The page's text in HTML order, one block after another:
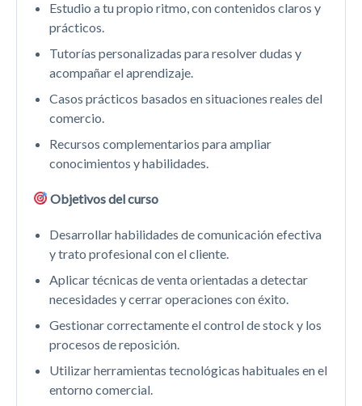
Estudio a tu propio ritmo, con contenidos claros y
prácticos.
Tutorías personalizadas para resolver dudas y
acompañar el aprendizaje.
Casos prácticos basados en situaciones reales del
comercio.
Recursos complementarios para ampliar
conocimientos y habilidades.
Objetivos del curso
Desarrollar habilidades de comunicación efectiva
y trato profesional con el cliente.
Aplicar técnicas de venta orientadas a detectar
necesidades y cerrar operaciones con éxito.
Gestionar correctamente el control de stock y los
procesos de reposición.
Utilizar herramientas tecnológicas habituales en el
entorno comercial.